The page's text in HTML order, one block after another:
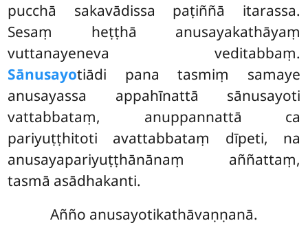
pucchā sakavādissa paṭiññā itarassa.
Sesaṃ heṭṭhā anusayakathāyaṃ
vuttanayeneva veditabbaṃ.
Sānusayotiādi pana tasmiṃ samaye
anusayassa appahīnattā sānusayoti
vattabbataṃ, anuppannattā ca
pariyuṭṭhitoti avattabbataṃ dīpeti, na
anusayapariyuṭṭhānānaṃ aññattaṃ,
tasmā asādhakanti.
Añño anusayotikathāvaṇṇanā.